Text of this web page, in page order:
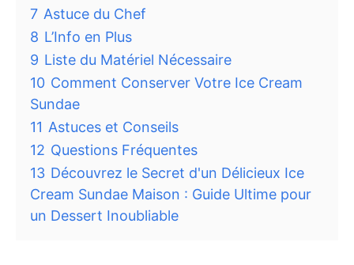
7 Astuce du Chef
8 L’Info en Plus
9 Liste du Matériel Nécessaire
10 Comment Conserver Votre Ice Cream
Sundae
11 Astuces et Conseils
12 Questions Fréquentes
13 Découvrez le Secret d'un Délicieux Ice
Cream Sundae Maison : Guide Ultime pour
un Dessert Inoubliable